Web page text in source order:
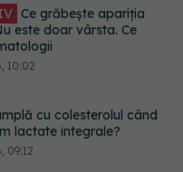
cu colesterolul când
lactate integrale?
09:12
4 lucruri
simptome,
tratament, explicate de